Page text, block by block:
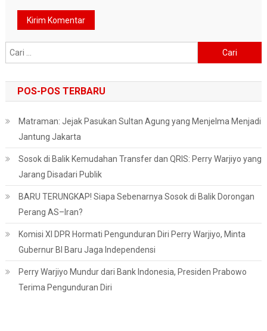
untuk:
POS-POS TERBARU
Matraman: Jejak Pasukan Sultan Agung yang Menjelma Menjadi
Jantung Jakarta
Sosok di Balik Kemudahan Transfer dan QRIS: Perry Warjiyo yang
Jarang Disadari Publik
BARU TERUNGKAP! Siapa Sebenarnya Sosok di Balik Dorongan
Perang AS–Iran?
Komisi XI DPR Hormati Pengunduran Diri Perry Warjiyo, Minta
Gubernur BI Baru Jaga Independensi
Perry Warjiyo Mundur dari Bank Indonesia, Presiden Prabowo
Terima Pengunduran Diri